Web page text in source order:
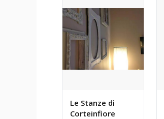
Le Stanze di
Corteinfiore